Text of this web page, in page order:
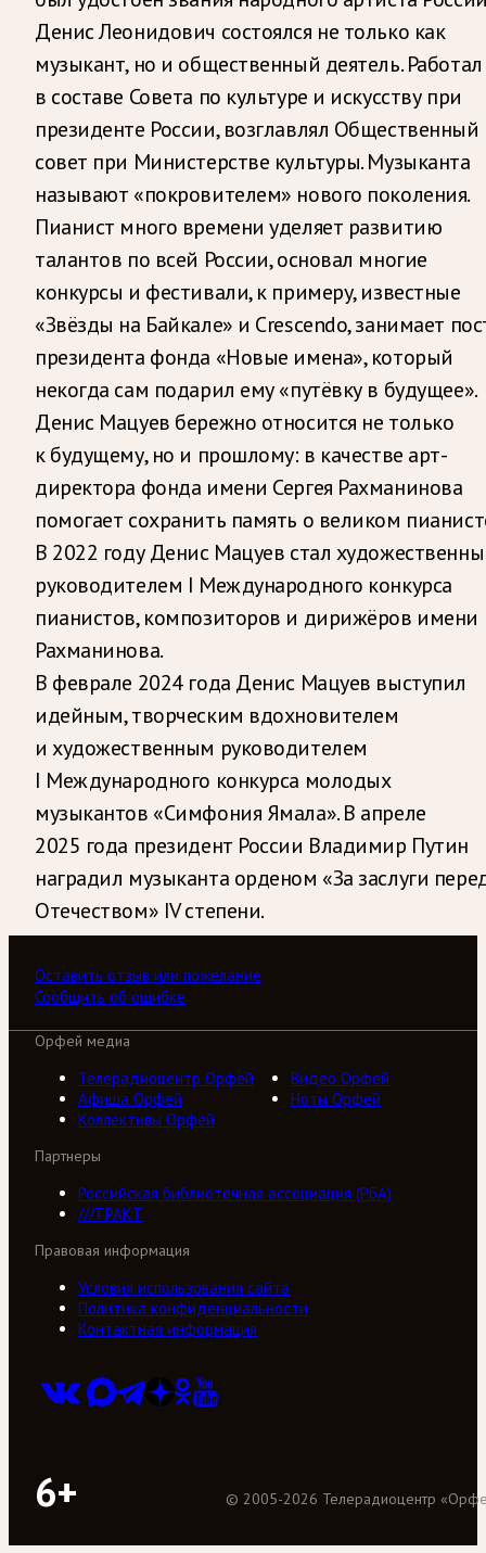
Денис Леонидович состоялся не только как
музыкант, но и общественный деятель. Работал
в составе Совета по культуре и искусству при
президенте России, возглавлял Общественный
совет при Министерстве культуры. Музыканта
называют «покровителем» нового поколения.
Пианист много времени уделяет развитию
талантов по всей России, основал многие
конкурсы и фестивали, к примеру, известные
«Звёзды на Байкале» и Crescendo, занимает
президента фонда «Новые имена», который
некогда сам подарил ему «путёвку в будущее».
Денис Мацуев бережно относится не только
к будущему, но и прошлому: в качестве арт-
директора фонда имени Сергея Рахманинова
помогает сохранить память о великом
В 2022 году Денис Мацуев стал
руководителем I Международного конкурса
пианистов, композиторов и дирижёров имени
Рахманинова.
В феврале 2024 года Денис Мацуев выступил
идейным, творческим вдохновителем
и художественным руководителем
I Международного конкурса молодых
музыкантов «Симфония Ямала». В апреле
2025 года президент России Владимир Путин
наградил музыканта орденом «За заслуги
Отечеством» IV степени.
Оставить отзыв или пожелание
Сообщить об ошибке
Орфей медиа
Телерадиоцентр Орфей
Видео Орфей
Афиша Орфей
Ноты Орфей
Коллективы Орфей
Партнеры
Российская библиотечная ассоциация (РБА)
///ТРАКТ
Правовая информация
Условия использования сайта
Политика конфиденциальности
Контактная информация
6+ © 2005-2026 Телерадиоцентр